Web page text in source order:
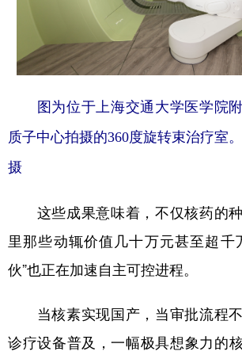
图为位于上海交通大学医学院
质子中心拍摄的360度旋转束治疗室
摄
这些成果意味着，不仅核药的
里那些动辄价值几十万元甚至超千
伙”也正在加速自主可控进程。
当核素实现国产，当审批流程
诊疗设备普及，一幅极具想象力的